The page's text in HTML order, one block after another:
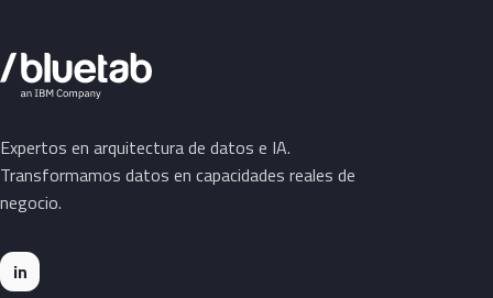
Expertos en arquitectura de datos e IA.
Transformamos datos en capacidades reales de
negocio.
in